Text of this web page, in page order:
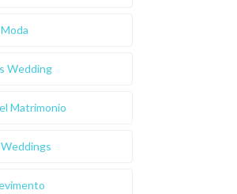
Moda
Wedding
Matrimonio
Weddings